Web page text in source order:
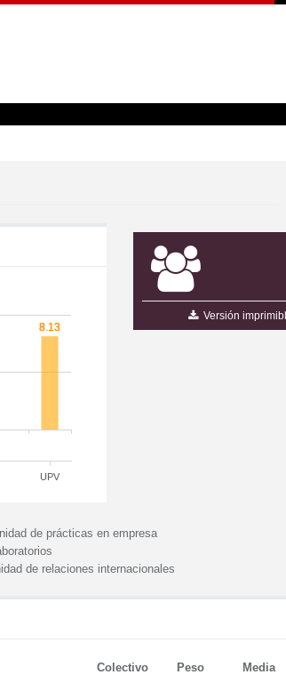
Versión
UPV
de prácticas en empresa
de relaciones internacionales
Colectivo Peso Media